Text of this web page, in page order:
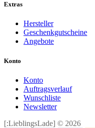
Extras
Hersteller
Geschenkgutscheine
Angebote
Konto
Konto
Auftragsverlauf
Wunschliste
Newsletter
[:LieblingsLade] © 2026